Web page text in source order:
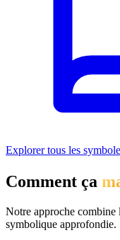
Explorer tous les
Comment ça
Notre approche combine
symbolique approfondie.